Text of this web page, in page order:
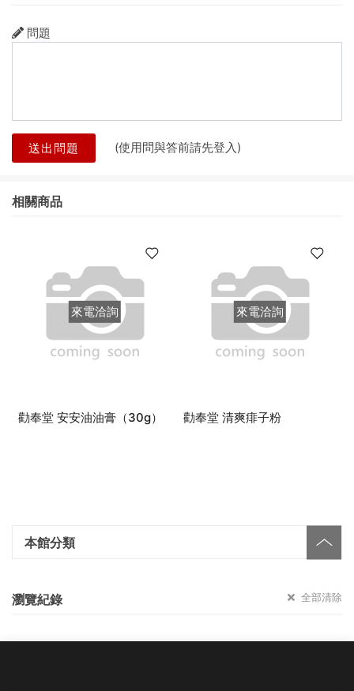
本館分類
瀏覽紀錄 全部清除
問題
送出問題 (使用問與答前請先登入)
相關商品
來電洽詢
勸奉堂 安安油油膏（30g）
來電洽詢
勸奉堂 清爽痱子粉